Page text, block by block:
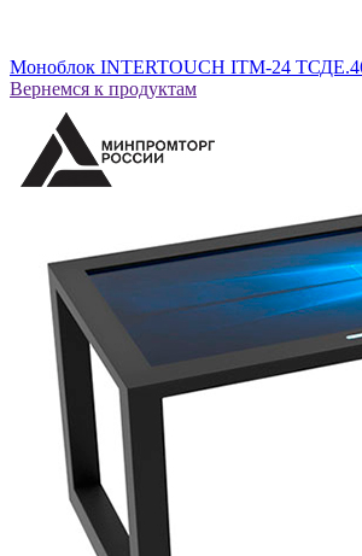
Моноблок INTERTOUCH ITM-24
Вернемся к продуктам